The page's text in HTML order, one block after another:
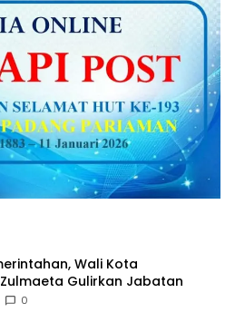
Wali Kota
Gulirkan Jabatan
0